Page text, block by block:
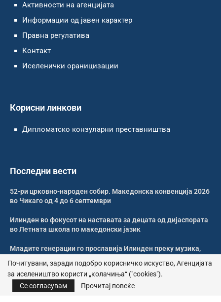
Активности на агенцијата
Информации од јавен карактер
Правна регулатива
Контакт
Иселенички ораницизации
Корисни линкови
Дипломатско конзуларни преставништва
Последни вести
52-ри црковно-народен собир. Македонска конвенција 2026
во Чикаго од 4 до 6 септември
Илинден во фокусот на наставата за децата од дијаспората
во Летната школа по македонски јазик
Младите генерации го прославија Илинден преку музика,
Свечено и молитвено одбележан Илинден во Џилонг
Почитувани, заради подобро корисничко искуство, Агенцијата
за иселеништво користи „колачиња“ ("cookies").
Се согласувам
Прочитај повеќе